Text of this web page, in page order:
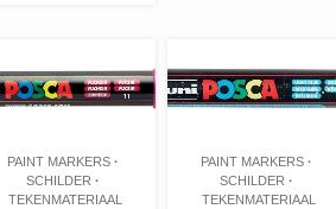
PAINT MARKERS
SCHILDER
TEKENMATERIAAL
PAINT MARKERS
SCHILDER
TEKENMATERIAAL